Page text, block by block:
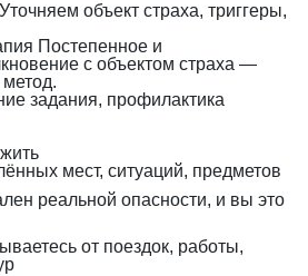
Уточняем объект страха, триггеры,
Постепенное и
с объектом страха —
задания, профилактика
мест, ситуаций, предметов
реальной опасности, и вы это
от поездок, работы,